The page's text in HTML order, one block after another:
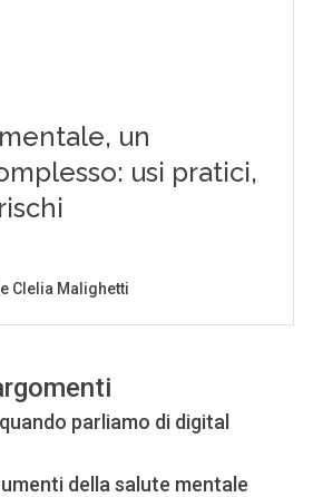
parliamo di digital
della salute mentale